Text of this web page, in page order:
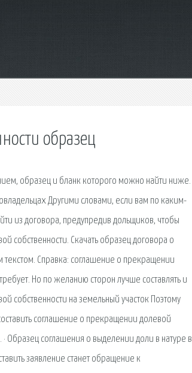
образец
образец и бланк которого можно найти ниже.
Другими словами, если вам по каким-
из договора, предупредив дольщиков, чтобы
собственности. Скачать образец договора о
Справка: соглашение о прекращении
Но по желанию сторон лучше составлять и
собственности на земельный участок Поэтому
соглашение о прекращении долевой
Образец соглашения о выделении доли в натуре в
заявление станет обращение к